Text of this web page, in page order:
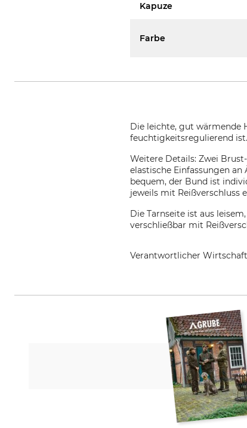
Kapuze
Farbe
Die leichte, gut wärmende
feuchtigkeitsregulierend ist.
Weitere Details: Zwei
elastische Einfassungen
bequem, der Bund ist
jeweils mit Reißverschluss
Die Tarnseite ist aus
verschließbar mit
Verantwortlicher